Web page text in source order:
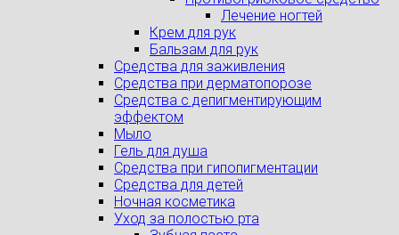
Лечение ногтей
Крем для рук
Бальзам для рук
Средства для заживления
Средства при дерматопорозе
Cредства с депигментирующим
эффектом
Мыло
Гель для душа
Средства при гипопигментации
Средства для детей
Ночная косметика
Уход за полостью рта